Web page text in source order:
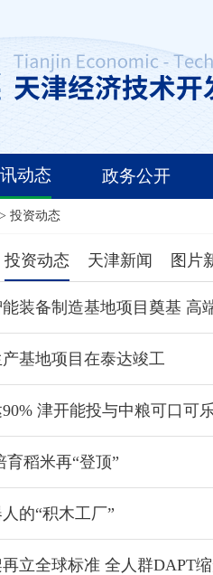
动态 政务公开
> 投资动态
投资动态 天津新闻 图片
装备制造基地项目奠基 高
基地项目在泰达竣工
津开能投与中粮可口可
稻米再“登顶”
的“积木工厂”
立全球标准 全人群DAPT缩